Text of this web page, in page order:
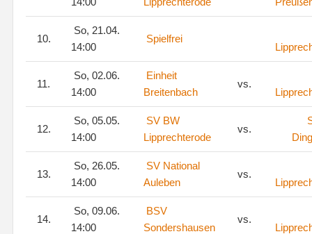
10.
So, 21.04.
14:00
Spielfrei
11.
So, 02.06.
14:00
Einheit
Breitenbach
vs.
12.
So, 05.05.
14:00
SV BW
Lipprechterode
vs.
13.
So, 26.05.
14:00
SV National
Auleben
vs.
14.
So, 09.06.
14:00
BSV
Sondershausen
vs.